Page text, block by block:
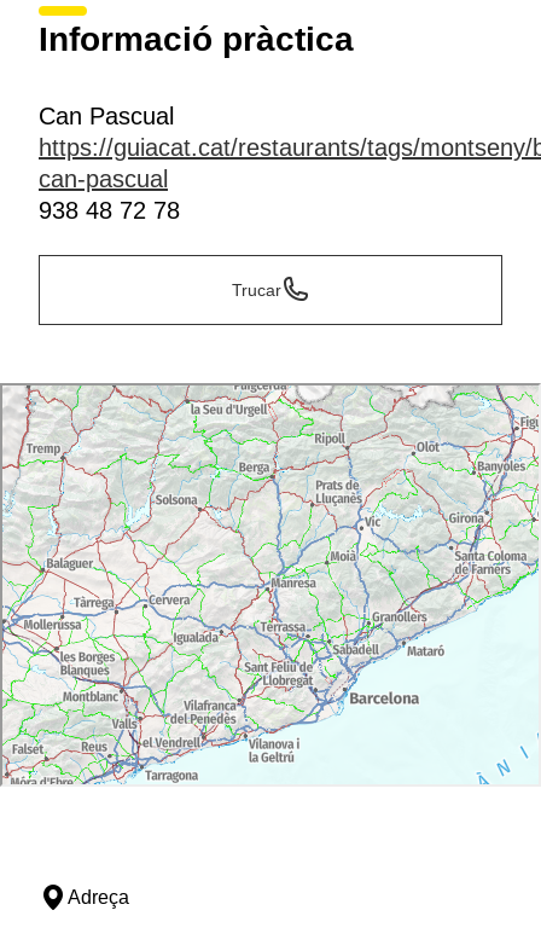
Informació pràctica
Can Pascual
https://guiacat.cat/restaurants/tags/montseny/
can-pascual
938 48 72 78
Trucar
Adreça